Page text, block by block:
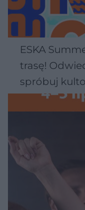
ESKA
trasę!
spróbuj
Wawelu